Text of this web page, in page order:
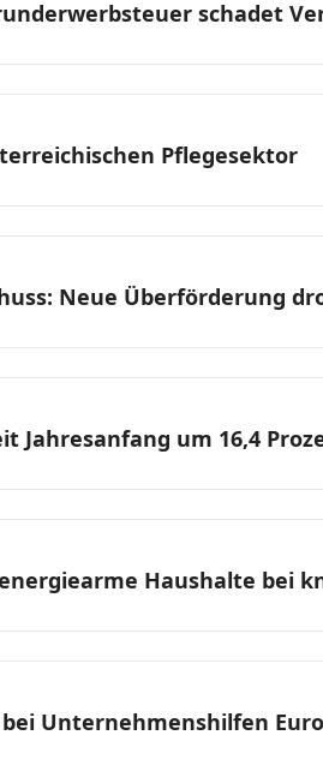
schadet
Pflegesektor
Neue Überförderung
Jahresanfang um 16,4
Haushalte bei
Unternehmenshilfen